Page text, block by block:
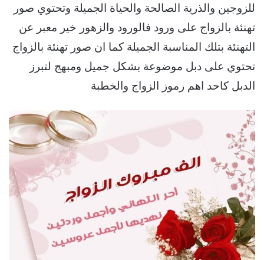
للزوجين والذرية الصالحة والحياة الجميلة وتحتوي صور
تهنئة بالزواج على ورود فالورود والزهور خير معبر عن
التهنئة بتلك المناسبة الجميلة كما ان صور تهنئة بالزواج
تحتوي على دبل موضوعة بشكل جميل ومبهج لتبرز
الدبل كاحد اهم رموز الزواج والخطبة